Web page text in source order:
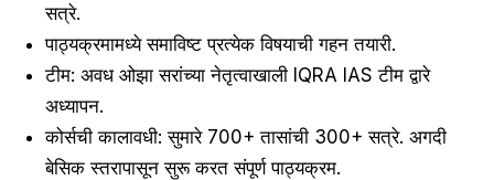
सत्रे.
पाठ्यक्रमामध्ये समाविष्ट प्रत्येक विषयाची गहन तयारी.
टीम: अवध ओझा सरांच्या नेतृत्वाखाली IQRA IAS टीम द्वारे
अध्यापन.
कोर्सची कालावधी: सुमारे 700+ तासांची 300+ सत्रे. अगदी
बेसिक स्तरापासून सुरू करत संपूर्ण पाठ्यक्रम.